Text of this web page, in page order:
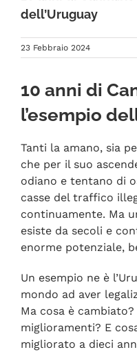
dell’Uruguay
23 Febbraio 2024
10 anni di
l’esempio
Tanti la amano, sia
che per il suo
odiano e tentano di
casse del traffico
continuamente. Ma
esiste da secoli e
enorme potenziale,
Un esempio ne è
mondo ad aver
Ma cosa è
miglioramenti? E
migliorato a dieci